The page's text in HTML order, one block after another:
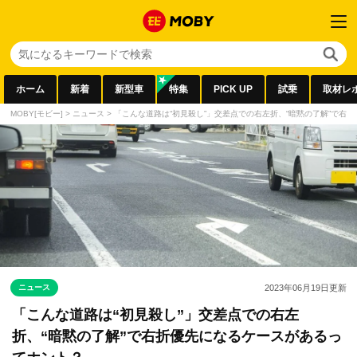
ホーム 新着 新型車 特集 PICK UP 試乗 取材レ
MOBY[モビー] > ニュース > 「こんな道路は“初見殺し”」交差点での右左折、“暗黙の了解”で右
ニュース 2023年06月19日更新
「こんな道路は“初見殺し”」交差点での右左
折、“暗黙の了解”で右折優先になるケースがあるっ